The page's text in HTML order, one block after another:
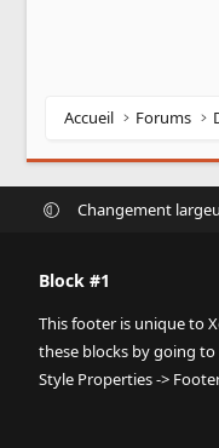
Accueil Forums
Changement
Block #1
This footer is unique to
these blocks by going to
Style Properties ->